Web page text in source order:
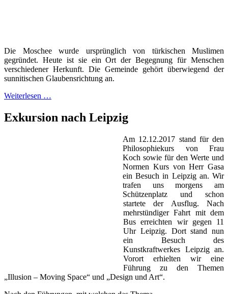
Die Moschee wurde ursprünglich von türkischen Muslimen
gegründet. Heute ist sie ein Ort der Begegnung für Menschen
verschiedener Herkunft. Die Gemeinde gehört überwiegend der
sunnitischen Glaubensrichtung an.
Weiterlesen …
Exkursion nach Leipzig
Am 12.12.2017 stand für den
Philosophiekurs von Frau
Koch sowie für den Werte und
Normen Kurs von Herr Gasa
ein Besuch in Leipzig an. Wir
trafen uns morgens am
Schützenplatz und schon
startete der Ausflug. Nach
mehrstündiger Fahrt mit dem
Bus erreichten wir gegen 11
Uhr Leipzig. Dort stand nun
ein Besuch des
Kunstkraftwerkes Leipzig an.
Vorort erhielten wir eine
Führung zu den Themen
„Illusion – Moving Space“ und „Design und Art“.